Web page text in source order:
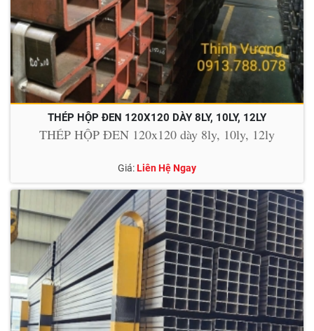
THÉP HỘP ĐEN 120X120 DÀY 8LY, 10LY, 12LY
THÉP HỘP ĐEN 120x120 dày 8ly, 10ly, 12ly
Giá:Liên Hệ Ngay